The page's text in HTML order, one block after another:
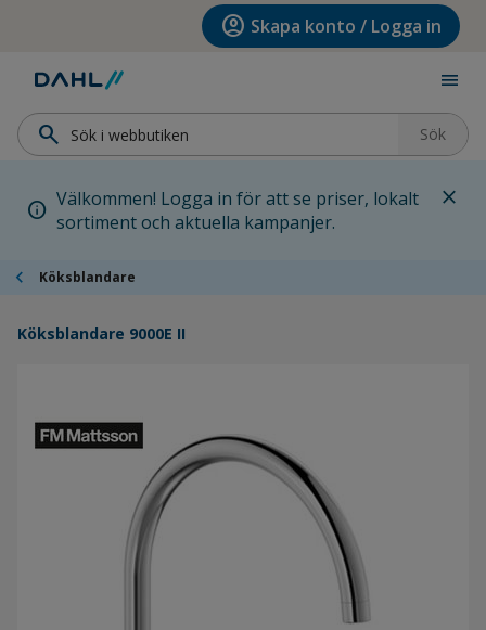
Hoppa till huvudinnehållet account_circle Skapa konto / Logga in
menu
search Sök
info Välkommen! Logga in för att se priser, lokalt
sortiment och aktuella kampanjer.
close
chevron_left Köksblandare
Köksblandare 9000E II